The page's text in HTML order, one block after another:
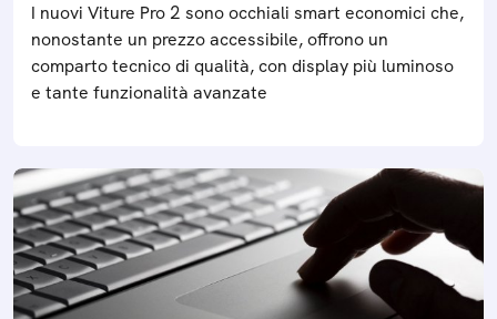
I nuovi Viture Pro 2 sono occhiali smart economici che,
nonostante un prezzo accessibile, offrono un
comparto tecnico di qualità, con display più luminoso
e tante funzionalità avanzate